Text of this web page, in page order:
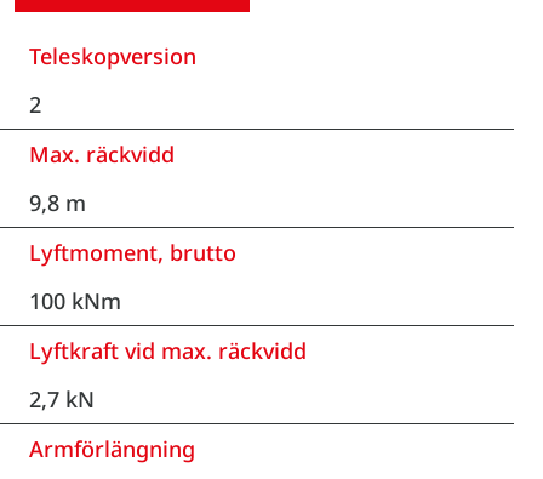
Teleskopversion
2
Max. räckvidd
9,8 m
Lyftmoment, brutto
100 kNm
Lyftkraft vid max. räckvidd
2,7 kN
Armförlängning